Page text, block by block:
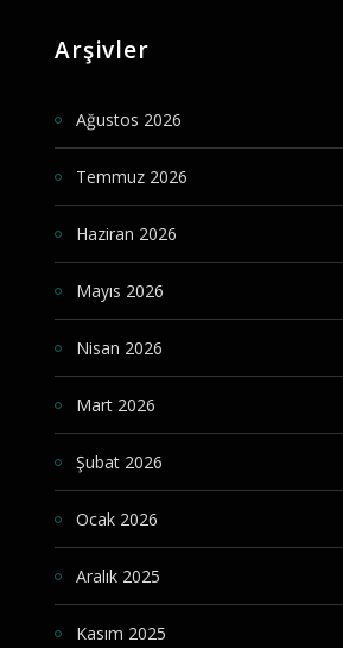
Arşivler
Ağustos 2026
Temmuz 2026
Haziran 2026
Mayıs 2026
Nisan 2026
Mart 2026
Şubat 2026
Ocak 2026
Aralık 2025
Kasım 2025